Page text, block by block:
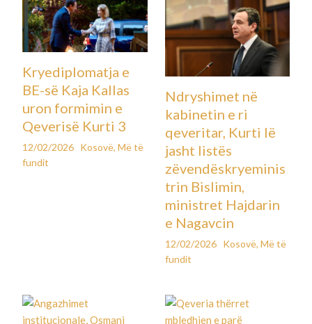
Kryediplomatja e
BE-së Kaja Kallas
uron formimin e
Qeverisë Kurti 3
12/02/2026 Kosovë,Më të
fundit
Ndryshimet në
kabinetin e ri
qeveritar, Kurti lë
jasht listës
zëvendëskryeminis
trin Bislimin,
ministret Hajdarin
e Nagavcin
12/02/2026 Kosovë, Më të
fundit